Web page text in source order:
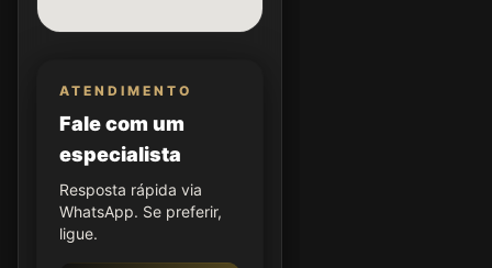
ATENDIMENTO
Fale com um
especialista
Resposta rápida via
WhatsApp. Se preferir,
ligue.